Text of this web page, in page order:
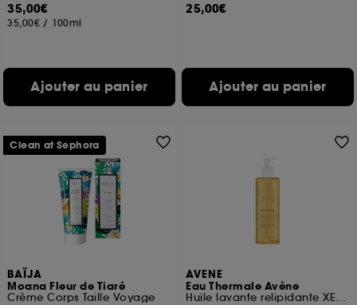
35,00€
35,00€ / 100ml
Ajouter au panier
25,00€
Ajouter au panier
BAÏJA
Moana Fleur de Tiaré
Crème Corps Taille Voyage
Clean at Sephora
AVENE
Eau Thermale Avène
Huile lavante relipidante XERACALM A.D